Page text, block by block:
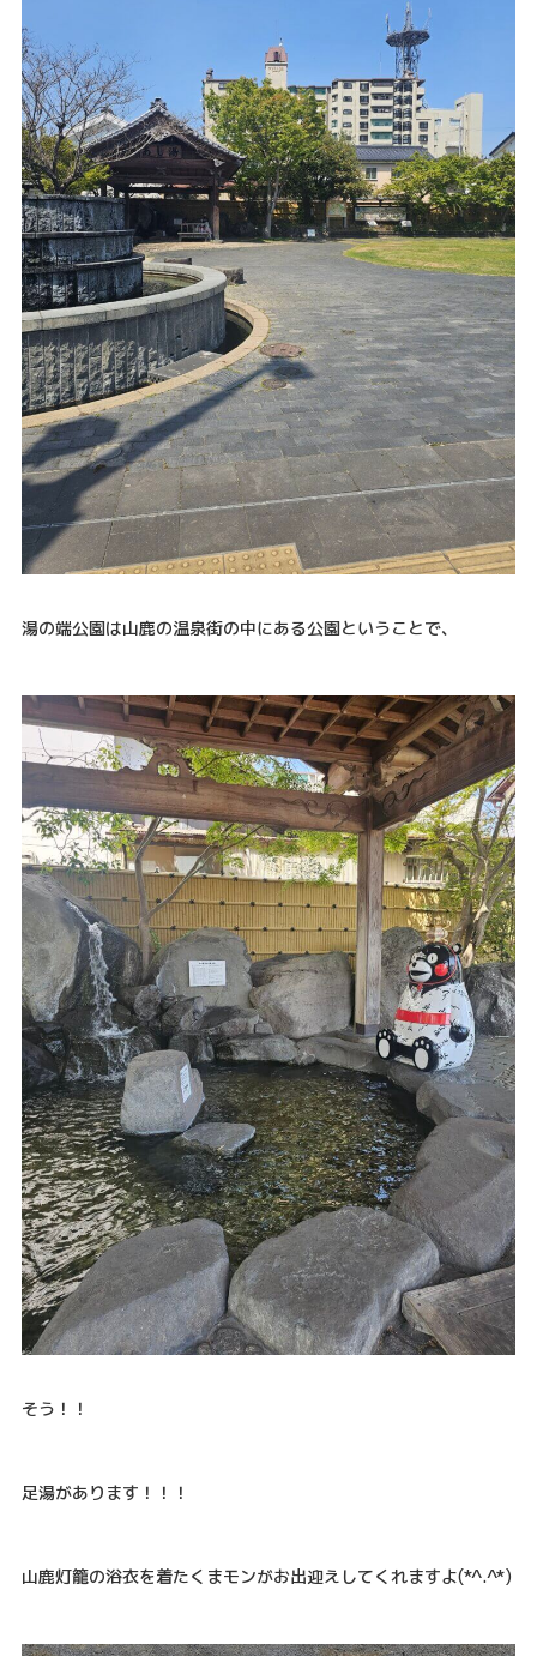
湯の端公園は山鹿の温泉街の中にある公園ということで、
そう！！
足湯があります！！！
山鹿灯籠の浴衣を着たくまモンがお出迎えしてくれますよ(*^.^*)